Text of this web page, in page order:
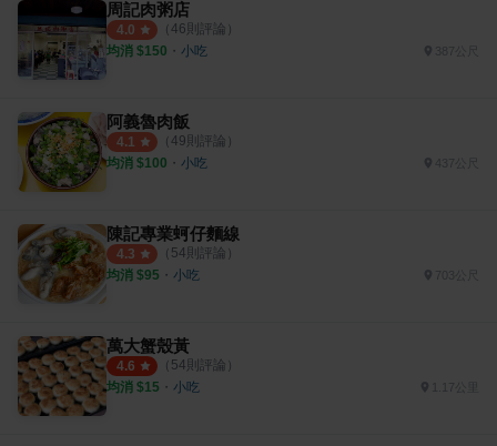
周記肉粥店
4.0 （ 46則評論）
均消 $150 ・ 小吃
阿義魯肉飯
4.1 （ 49則評論）
均消 $100 ・ 小吃 437公尺
陳記專業蚵仔麵線
4.3 （ 54則評論）
均消 $95 ・ 小吃
萬大蟹殼黃
4.6 （ 54則評論）
均消 $15 ・ 小吃